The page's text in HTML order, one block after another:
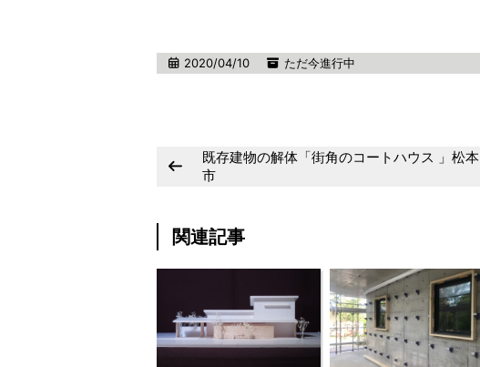
2020/04/10 ただ今進行中
既存建物の解体「街角のコートハウス 」松本
市
関連記事